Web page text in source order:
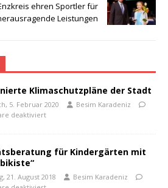
ehren Sportler für
Leistungen
Klimaschutzpläne der Stadt
5. Februar 2020
Besim Karadeniz
deaktiviert
für Kindergärten mit
21. August 2018
Besim Karadeniz